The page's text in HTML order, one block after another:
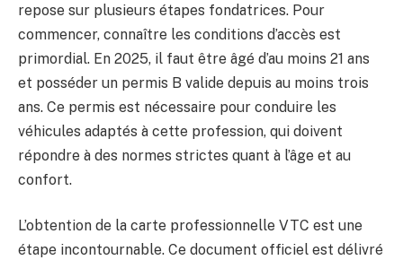
repose sur plusieurs étapes fondatrices. Pour
commencer, connaître les conditions d’accès est
primordial. En 2025, il faut être âgé d’au moins 21 ans
et posséder un permis B valide depuis au moins trois
ans. Ce permis est nécessaire pour conduire les
véhicules adaptés à cette profession, qui doivent
répondre à des normes strictes quant à l’âge et au
confort.
L’obtention de la carte professionnelle VTC est une
étape incontournable. Ce document officiel est délivré